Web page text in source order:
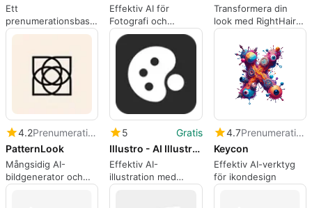
Ett
prenumerationsbaserat
program för
Reynolds.
Effektiv AI för
Fotografi och
Thumbnails
Transformera din
look med RightHair
AI
4.2
Prenumeration
PatternLook
Mångsidig AI-
bildgenerator och
redigerare
5
Gratis
Illustro - AI Illustration Generator
Effektiv AI-
illustration med
Illustro
4.7
Prenumeration
Keycon
Effektiv AI-verktyg
för ikondesign